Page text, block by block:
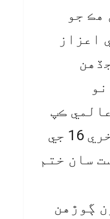
هڪ جو
اعزاز
ڪپ
ميچ اسپين هٿان آخري 16 جي
جي شڪست سان ختم
ڳوڙهن